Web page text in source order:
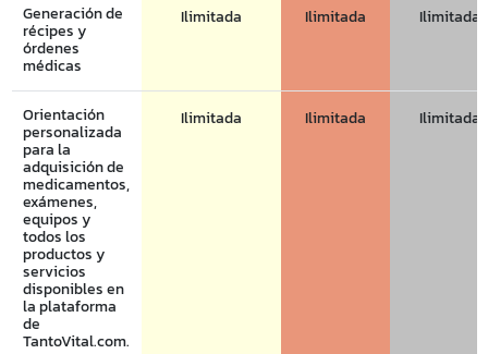
Generación de
récipes y
órdenes
médicas
Ilimitada Ilimitada Ilimitada
Orientación
personalizada
para la
adquisición de
medicamentos,
exámenes,
equipos y
todos los
productos y
servicios
disponibles en
la plataforma
de
TantoVital.com.
Ilimitada Ilimitada Ilimitada